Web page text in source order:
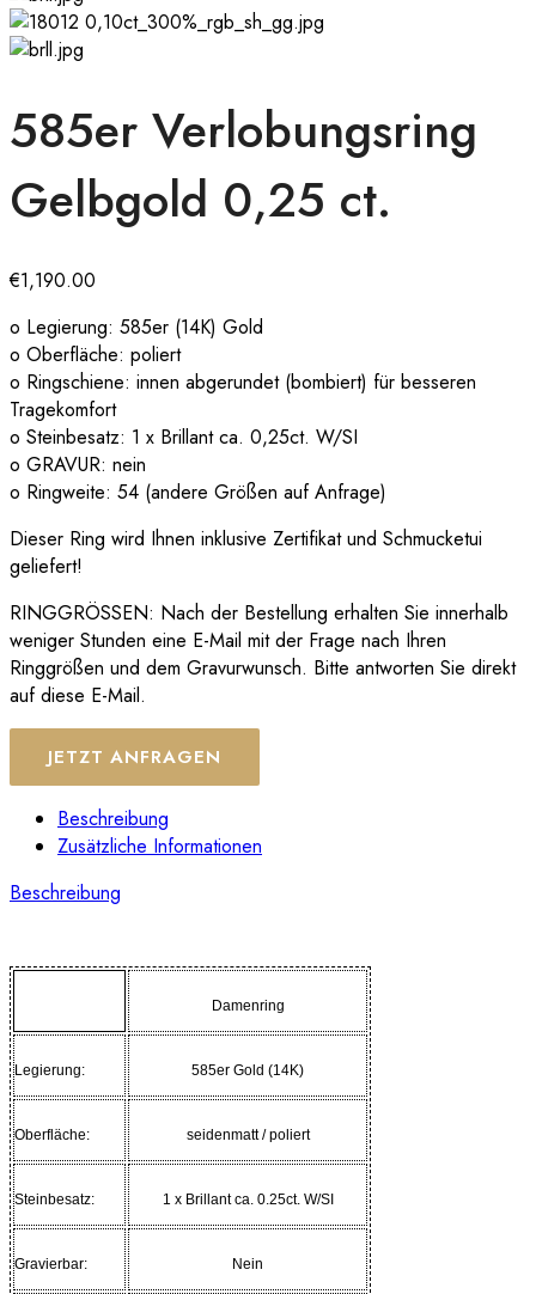
585er Verlobungsring
Gelbgold 0,25 ct.
€1,190.00
o Legierung: 585er (14K) Gold
o Oberfläche: poliert
o Ringschiene: innen abgerundet (bombiert) für besseren
Tragekomfort
o Steinbesatz: 1 x Brillant ca. 0,25ct. W/SI
o GRAVUR: nein
o Ringweite: 54 (andere Größen auf Anfrage)
Dieser Ring wird Ihnen inklusive Zertifikat und Schmucketui
geliefert!
RINGGRÖSSEN: Nach der Bestellung erhalten Sie innerhalb
weniger Stunden eine E-Mail mit der Frage nach Ihren
Ringgrößen und dem Gravurwunsch. Bitte antworten Sie direkt
auf diese E-Mail.
JETZT ANFRAGEN
Beschreibung
Zusätzliche Informationen
Beschreibung
Damenring
Legierung: 585er Gold (14K)
Oberfläche: seidenmatt / poliert
Steinbesatz: 1 x Brillant ca. 0.25ct. W/SI
Gravierbar: Nein